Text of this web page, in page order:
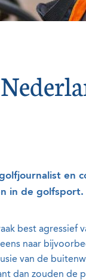
en
in de golfsport.
best agressief
naar
van de
dan zouden de